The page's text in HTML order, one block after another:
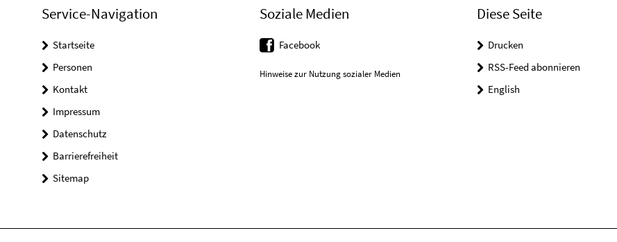
Service-Navigation
Startseite
Personen
Kontakt
Impressum
Datenschutz
Barrierefreiheit
Sitemap
Soziale Medien
Facebook
Hinweise zur Nutzung sozialer Medien
Diese Seite
Drucken
RSS-Feed abonnieren
English